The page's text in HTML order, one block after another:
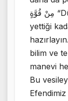
مِنْ قُوَّةٍ “Düşmanlarınıza karşı gücünüz
yettiği
bilim ve
manevi
Bu